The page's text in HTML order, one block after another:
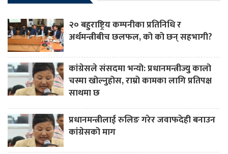
२० बहुराष्ट्रिय कम्पनीका प्रतिनिधि र
अर्थमन्त्रीबीच छलफल, को को छन् सहभागी?
कांग्रेसले संसदमा भन्यो: प्रधानमन्त्रीज्यु कालो
चस्मा खोल्नुहोस, राम्रो कामका लागि प्रतिपक्ष
साथमा छ
प्रधानमन्त्रीलाई रुलिङ गरेर जवाफदेही बनाउन
कांग्रेसको माग